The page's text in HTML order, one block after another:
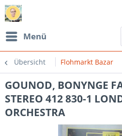
Menü
Übersicht Flohmarkt Bazar
GOUNOD, BONYNGE
STEREO 412 830-1
ORCHESTRA